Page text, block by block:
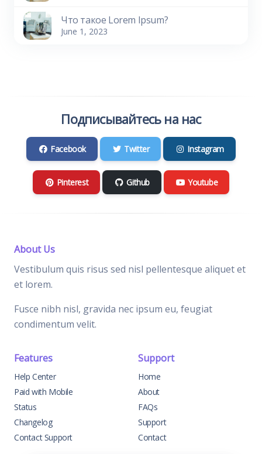
Что такое Lorem Ipsum?
June 1, 2023
Подписывайтесь на нас
Facebook Twitter Instagram
Pinterest Github Youtube
About Us
Vestibulum quis risus sed nisl pellentesque aliquet et
et lorem.
Fusce nibh nisl, gravida nec ipsum eu, feugiat
condimentum velit.
Features
Help Center
Paid with Mobile
Status
Changelog
Contact Support
Support
Home
About
FAQs
Support
Contact